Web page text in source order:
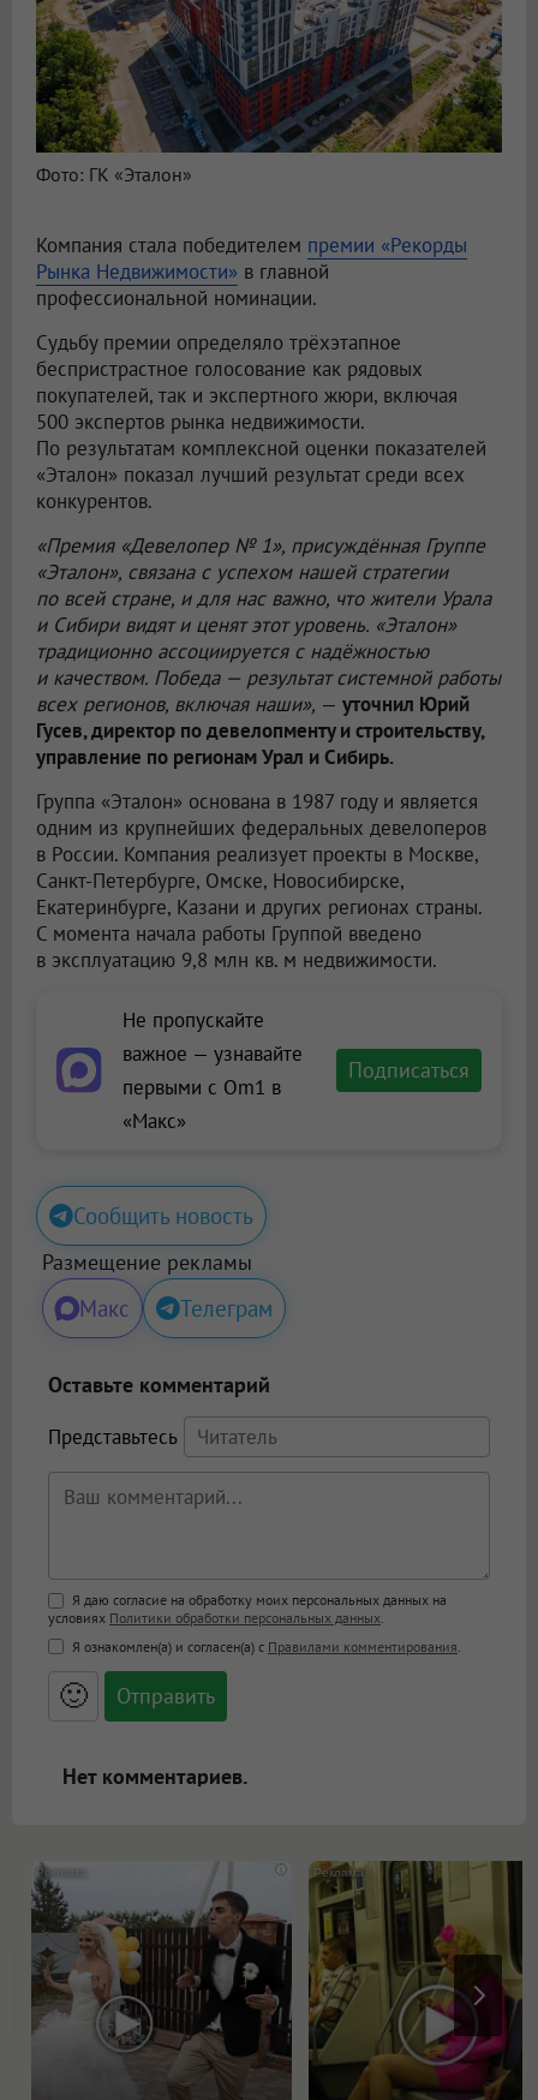
Фото: ГК «Эталон»
Компания стала победителем премии «Рекорды
Рынка Недвижимости» в главной
профессиональной номинации.
Судьбу премии определяло трёхэтапное
беспристрастное голосование как рядовых
покупателей, так и экспертного жюри, включая
500 экспертов рынка недвижимости.
По результатам комплексной оценки показателей
«Эталон» показал лучший результат среди всех
конкурентов.
«Премия «Девелопер № 1», присуждённая Группе
«Эталон», связана с успехом нашей стратегии
по всей стране, и для нас важно, что жители Урала
и Сибири видят и ценят этот уровень. «Эталон»
традиционно ассоциируется с надёжностью
и качеством. Победа — результат системной работы
всех регионов, включая наши», — уточнил Юрий
Гусев, директор по девелопменту и строительству,
управление по регионам Урал и Сибирь.
Группа «Эталон» основана в 1987 году и является
одним из крупнейших федеральных девелоперов
в России. Компания реализует проекты в Москве,
Санкт-Петербурге, Омске, Новосибирске,
Екатеринбурге, Казани и других регионах страны.
С момента начала работы Группой введено
в эксплуатацию 9,8 млн кв. м недвижимости.
Не пропускайте
важное — узнавайте
первыми с Om1 в
«Макс»
Подписаться
Сообщить новость
Размещение рекламы
Макс Телеграм
Оставьте комментарий
Представьтесь
Поддержка HTML
<b>, <strong>, <u>, <i>, <em>, <s>, <big>,
<small>, <sup>, <sub>, <pre>, <ul>, <ol>, <li>,
<blockquote>, <code> экранирует HTML,
адреса URL автоматически становятся
ссылками, и [img]адрес[/img] будет
Я даю согласие на обработку моих персональных данных на
условиях Политики обработки персональных данных
Я ознакомлен(а) и согласен(а) с Правилами комментирования
🙂
Нет комментариев.
i